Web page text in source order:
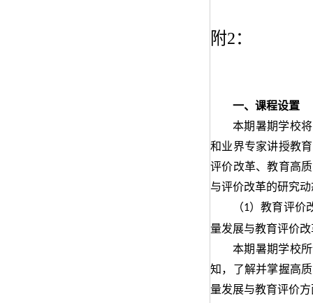
附2：
一、课程设置
本期暑期学校
和业界专家讲授教
评价改革、教育高
与评价改革的研究动
（1）教育评价
量发展与教育评价
本期暑期学校
知，了解并掌握高
量发展与教育评价